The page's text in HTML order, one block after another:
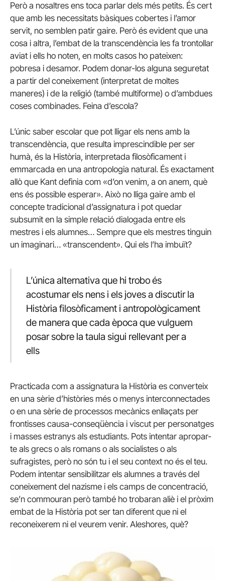
Però a nosaltres ens toca parlar dels més petits. És cert
que amb les necessitats bàsiques cobertes i l’amor
servit, no semblen patir gaire. Però és evident que una
cosa i altra, l’embat de la transcendència les fa trontollar
aviat i ells ho noten, en molts casos ho pateixen:
pobresa i desamor. Podem donar-los alguna seguretat
a partir del coneixement (interpretat de moltes
maneres) i de la religió (també multiforme) o d’ambdues
coses combinades. Feina d’escola?
L’únic saber escolar que pot lligar els nens amb la
transcendència, que resulta imprescindible per ser
humà, és la Història, interpretada filosòficament i
emmarcada en una antropologia natural. És exactament
allò que Kant definia com «d’on venim, a on anem, què
ens és possible esperar». Això no lliga gaire amb el
concepte tradicional d’assignatura i pot quedar
subsumit en la simple relació dialogada entre els
mestres i els alumnes… Sempre que els mestres tinguin
un imaginari… «transcendent». Qui els l’ha imbuït?
L’única alternativa que hi trobo és
acostumar els nens i els joves a discutir la
Història filosòficament i antropològicament
de manera que cada època que vulguem
posar sobre la taula sigui rellevant per a
ells
Practicada com a assignatura la Història es converteix
en una sèrie d’històries més o menys interconnectades
o en una sèrie de processos mecànics enllaçats per
frontisses causa-conseqüència i viscut per personatges
i masses estranys als estudiants. Pots intentar apropar-
te als grecs o als romans o als socialistes o als
sufragistes, però no són tu i el seu context no és el teu.
Podem intentar sensibilitzar els alumnes a través del
coneixement del nazisme i els camps de concentració,
se’n commouran però també ho trobaran aliè i el pròxim
embat de la Història pot ser tan diferent que ni el
reconeixerem ni el veurem venir. Aleshores, què?